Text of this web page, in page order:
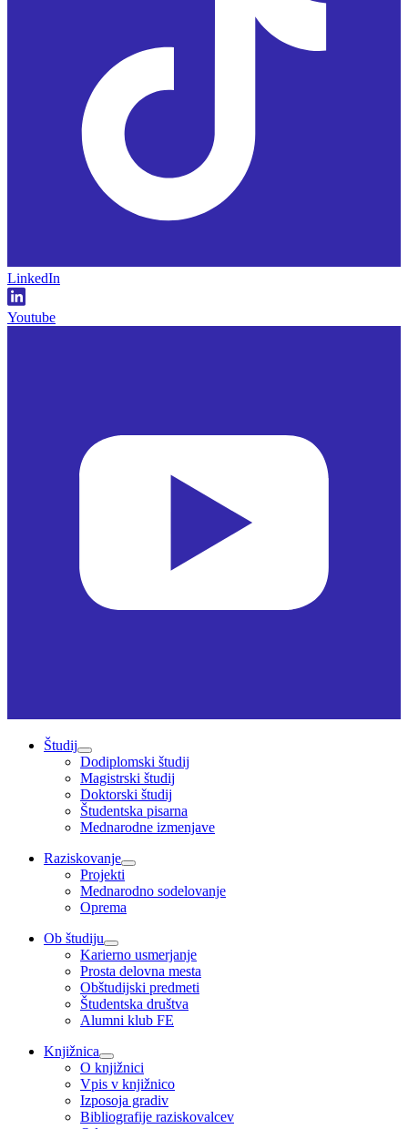
LinkedIn
Youtube
Študij
Dodiplomski študij
Magistrski študij
Doktorski študij
Študentska pisarna
Mednarodne izmenjave
Raziskovanje
Projekti
Mednarodno sodelovanje
Oprema
Ob študiju
Karierno usmerjanje
Prosta delovna mesta
Obštudijski predmeti
Študentska društva
Alumni klub FE
Knjižnica
O knjižnici
Vpis v knjižnico
Izposoja gradiv
Bibliografije raziskovalcev